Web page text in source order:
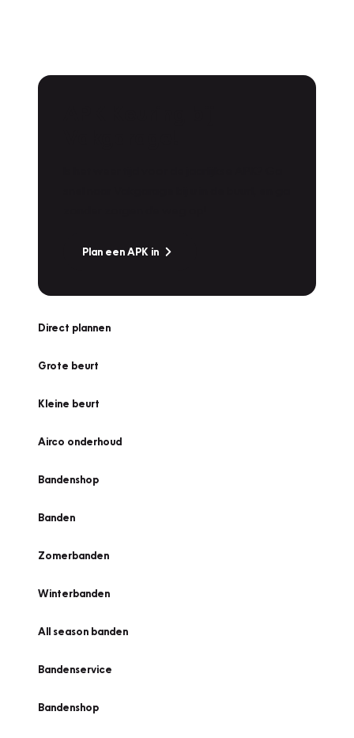
Plan een APK in
Direct plannen
Grote beurt
Kleine beurt
Airco onderhoud
Bandenshop
Banden
Zomerbanden
Winterbanden
All season banden
Bandenservice
Bandenshop